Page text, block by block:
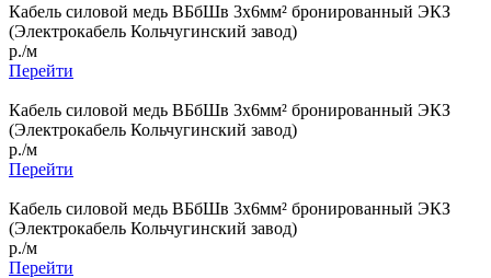
Кабель силовой медь ВБбШв 3x6мм² бронированный ЭКЗ
(Электрокабель Кольчугинский завод)
р./м
Перейти
Кабель силовой медь ВБбШв 3x6мм² бронированный ЭКЗ
(Электрокабель Кольчугинский завод)
р./м
Перейти
Кабель силовой медь ВБбШв 3x6мм² бронированный ЭКЗ
(Электрокабель Кольчугинский завод)
р./м
Перейти